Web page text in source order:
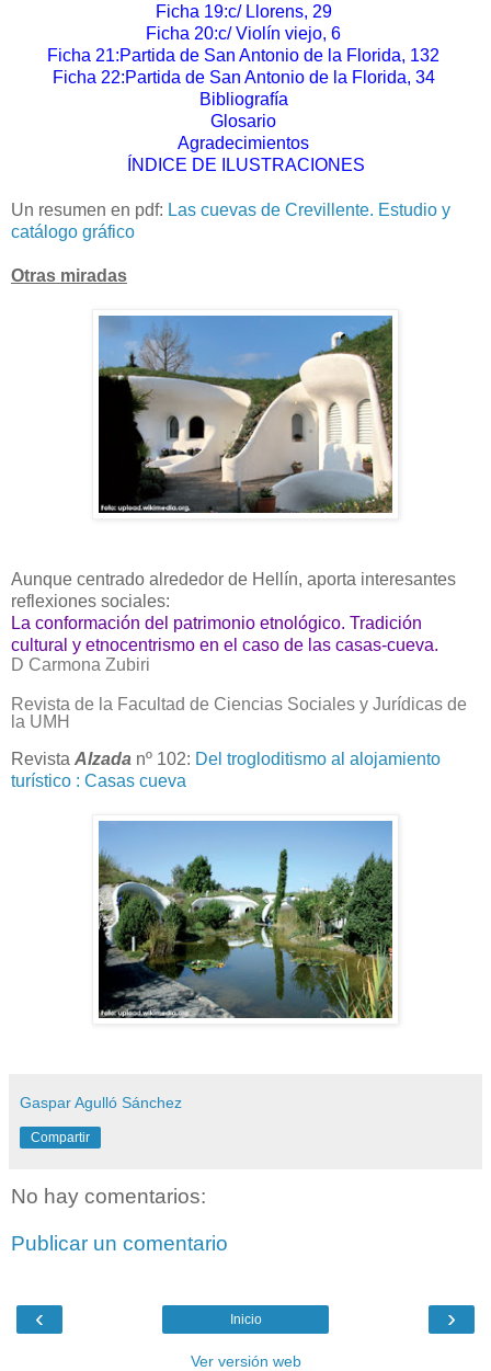
Ficha 19:c/ Llorens, 29
Ficha 20:c/ Violín viejo, 6
Ficha 21:Partida de San Antonio de la Florida, 132
Ficha 22:Partida de San Antonio de la Florida, 34
Bibliografía
Glosario
Agradecimientos
ÍNDICE DE ILUSTRACIONES
Un resumen en pdf: Las cuevas de Crevillente. Estudio y
catálogo gráfico
Otras miradas
Aunque centrado alrededor de Hellín, aporta interesantes
reflexiones sociales:
La conformación del patrimonio etnológico. Tradición
cultural y etnocentrismo en el caso de las casas-cueva.
D Carmona Zubiri
Revista de la Facultad de Ciencias Sociales y Jurídicas de
la UMH
Revista Alzada nº 102: Del trogloditismo al alojamiento
turístico : Casas cueva
Gaspar Agulló Sánchez
Compartir
No hay comentarios:
Publicar un comentario
‹ ›
Inicio
Ver versión web